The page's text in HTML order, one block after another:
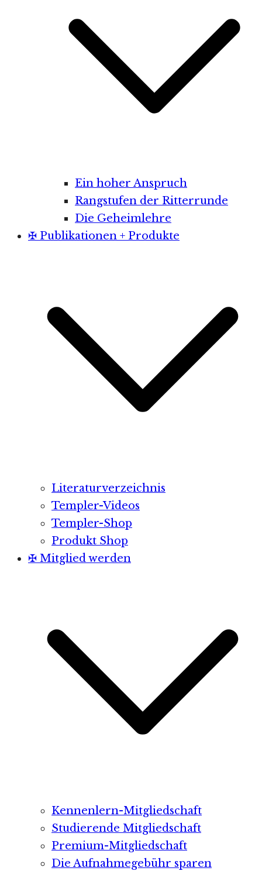
Ein hoher Anspruch
Rangstufen der Ritterrunde
Die Geheimlehre
✠ Publikationen + Produkte
Literaturverzeichnis
Templer-Videos
Templer-Shop
Produkt Shop
✠ Mitglied werden
Kennenlern-Mitgliedschaft
Studierende Mitgliedschaft
Premium-Mitgliedschaft
Die Aufnahmegebühr sparen